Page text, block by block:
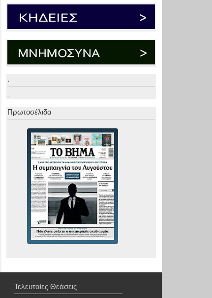
.
.
Πρωτοσέλιδα
Τελευταίες Θεάσεις